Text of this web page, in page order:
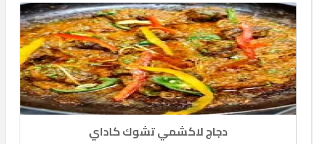
دجاج لاكشمي تشوك كاداي